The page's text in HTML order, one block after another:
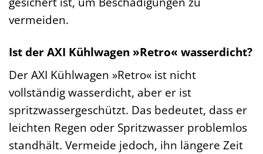
vermeiden.
Ist der AXI Kühlwagen »Retro« wasserdicht?
Der AXI Kühlwagen »Retro« ist nicht
vollständig wasserdicht, aber er ist
spritzwassergeschützt. Das bedeutet, dass er
leichten Regen oder Spritzwasser problemlos
standhält. Vermeide jedoch, ihn längere Zeit